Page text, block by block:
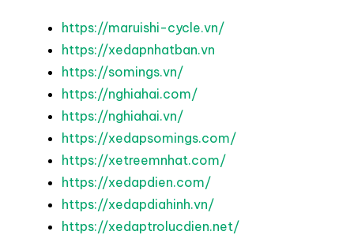
https://maruishi-cycle.vn/
https://xedapnhatban.vn
https://somings.vn/
https://nghiahai.com/
https://nghiahai.vn/
https://xedapsomings.com/
https://xetreemnhat.com/
https://xedapdien.com/
https://xedapdiahinh.vn/
https://xedaptrolucdien.net/